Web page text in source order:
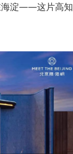
海淀——这片高知